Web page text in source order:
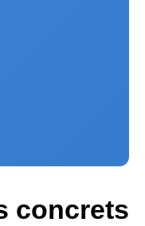
concrets